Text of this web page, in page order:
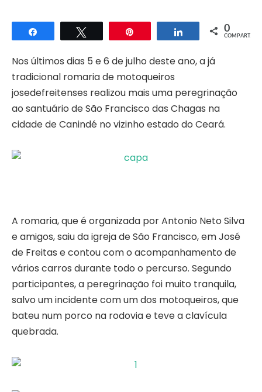
Compartilhar Compartilhar
0
COMPART.
Nos últimos dias 5 e 6 de julho deste ano, a já
tradicional romaria de motoqueiros
josedefreitenses realizou mais uma peregrinação
ao santuário de São Francisco das Chagas na
cidade de Canindé no vizinho estado do Ceará.
A romaria, que é organizada por Antonio Neto Silva
e amigos, saiu da igreja de São Francisco, em José
de Freitas e contou com o acompanhamento de
vários carros durante todo o percurso. Segundo
participantes, a peregrinação foi muito tranquila,
salvo um incidente com um dos motoqueiros, que
bateu num porco na rodovia e teve a clavícula
quebrada.